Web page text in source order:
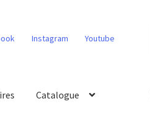
Instagram Youtube
Catalogue